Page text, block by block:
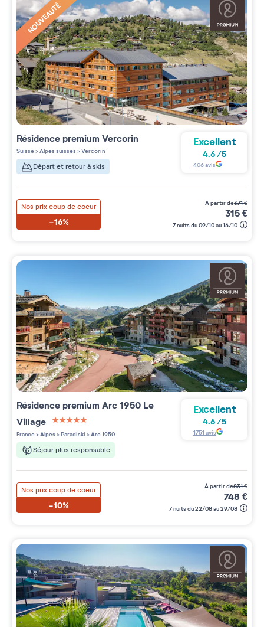
NOUVEAUTÉ
Résidence premium Vercorin
Suisse>Alpes suisses>Vercorin
Départ et retour à skis
Excellent
4.6/5
406avis
Nos prix coup de coeur
-16%
à partir de371€
315€
7 nuits du 09/10 au 16/10
Résidence premium Arc 1950 Le
Village
5 étoiles sur 5
France>Alpes>Paradiski >Arc 1950
Séjour plus responsable
Excellent
4.6/5
1751 avis
Nos prix coup de coeur
-10%
à partir de831€
748€
7 nuits du 22/08 au 29/08